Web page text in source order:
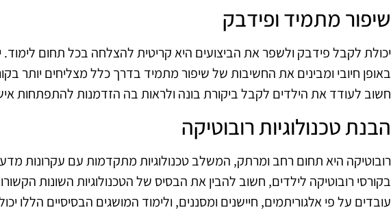
שיפור מתמיד ופידבק
יכולת לקבל פידבק ולשפר את הביצועים היא קריטית להצלחה בכל תחום לימוד.
באופן חיובי ומבינים את החשיבות של שיפור מתמיד בדרך כלל מצליחים יותר
חשוב לעודד את הילדים לקבל ביקורת בונה ולראות בה הזדמנות להתפתחות
הבנת טכנולוגיות רובוטיקה
רובוטיקה היא תחום רחב ומרתק, המשלב טכנולוגיות מתקדמות עם עקרונות
בקורסי רובוטיקה לילדים, חשוב להבין את הבסיס של הטכנולוגיות השונות
עובדים על פי אלגוריתמים, חיישנים ומסננים, ולימוד המושגים הבסיסיים הללו